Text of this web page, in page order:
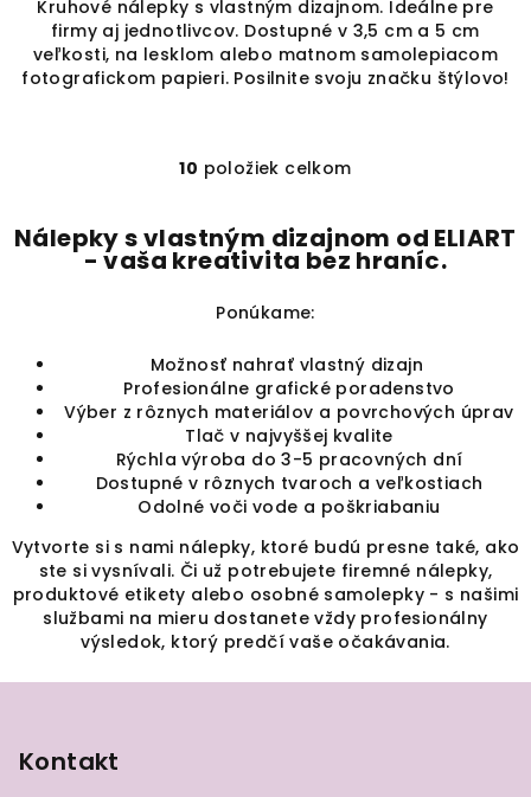
Kruhové nálepky s vlastným dizajnom. Ideálne pre
firmy aj jednotlivcov. Dostupné v 3,5 cm a 5 cm
veľkosti, na lesklom alebo matnom samolepiacom
fotografickom papieri. Posilnite svoju značku štýlovo!
O
l
á
a
i
e
p
r
v
k
y
v
ý
p
i
10 položiek celkom
Nálepky s vlastným dizajnom od ELIART
- vaša kreativita bez hraníc.
Ponúkame:
Možnosť nahrať vlastný dizajn
Profesionálne grafické poradenstvo
Výber z rôznych materiálov a povrchových úprav
Tlač v najvyššej kvalite
Rýchla výroba do 3-5 pracovných dní
Dostupné v rôznych tvaroch a veľkostiach
Odolné voči vode a poškriabaniu
Vytvorte si s nami nálepky, ktoré budú presne také, ako
ste si vysnívali. Či už potrebujete firemné nálepky,
produktové etikety alebo osobné samolepky - s našimi
službami na mieru dostanete vždy profesionálny
výsledok, ktorý predčí vaše očakávania.
Kontakt